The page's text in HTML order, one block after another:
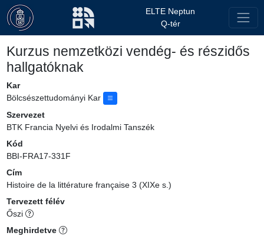
ELTE Neptun
Q-tér
Kurzus nemzetközi vendég- és részidős
hallgatóknak
Kar
Bölcsészettudományi Kar
Szervezet
BTK Francia Nyelvi és Irodalmi Tanszék
Kód
BBI-FRA17-331F
Cím
Histoire de la littérature française 3 (XIXe s.)
Tervezett félév
Őszi
Meghirdetve